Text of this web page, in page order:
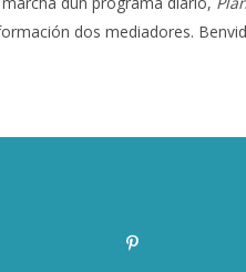
dos mediadores.